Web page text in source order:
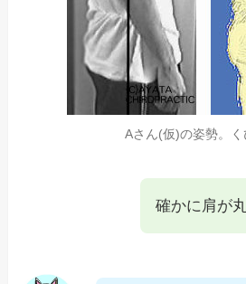
Aさん(仮)の姿勢。く
確かに肩が丸